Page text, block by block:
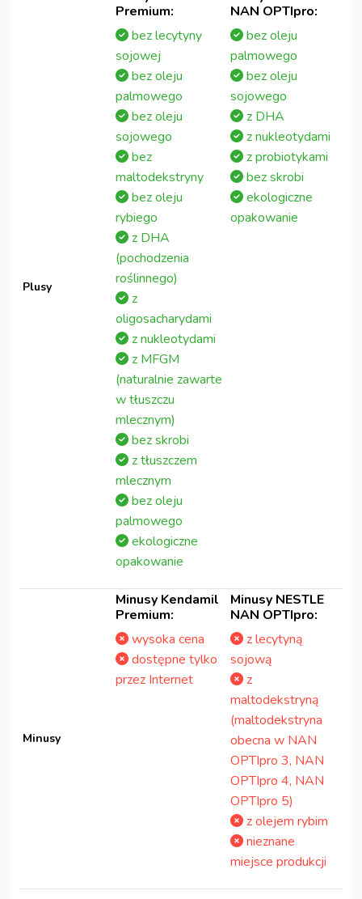
Plusy
Premium:
bez lecytyny
sojowej
bez oleju
palmowego
bez oleju
sojowego
bez
maltodekstryny
bez oleju
rybiego
z DHA
(pochodzenia
roślinnego)
z
oligosacharydami
z nukleotydami
z MFGM
(naturalnie zawarte
w tłuszczu
mlecznym)
bez skrobi
z tłuszczem
mlecznym
bez oleju
palmowego
ekologiczne
opakowanie
NAN OPTIpro:
bez oleju
palmowego
bez oleju
sojowego
z DHA
z nukleotydami
z probiotykami
bez skrobi
ekologiczne
opakowanie
Minusy
Minusy Kendamil
Premium:
wysoka cena
dostępne tylko
przez Internet
Minusy NESTLE
NAN OPTIpro:
z lecytyną
sojową
z
maltodekstryną
(maltodekstryna
obecna w NAN
OPTIpro 3, NAN
OPTIpro 4, NAN
OPTIpro 5)
z olejem rybim
nieznane
miejsce produkcji